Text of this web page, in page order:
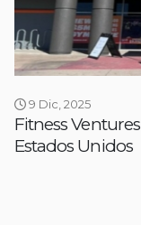
9 Dic, 2025
Fitness
Estados Unidos